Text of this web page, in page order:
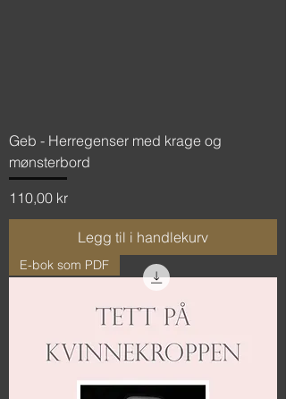
Geb - Herregenser med krage og
mønsterbord
Pris
110,00 kr
Legg til i handlekurv
E-bok som PDF